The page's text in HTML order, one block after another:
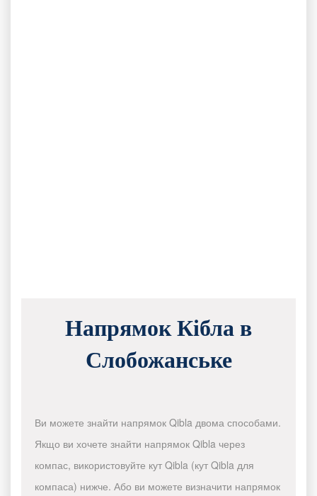
Напрямок Кібла в
Слобожанське
Ви можете знайти напрямок Qibla двома способами.
Якщо ви хочете знайти напрямок Qibla через
компас, використовуйте кут Qibla (кут Qibla для
компаса) нижче. Або ви можете визначити напрямок